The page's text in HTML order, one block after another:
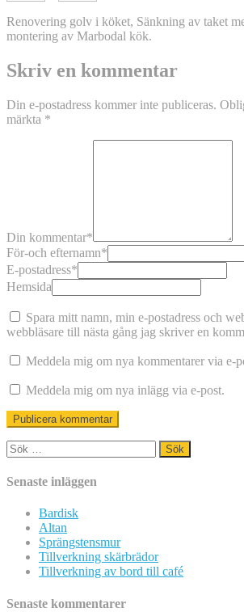
Renovering golv i köket, Sänkning av taket
montering av Marbodal kök.
Skriv en kommentar
Din e-postadress kommer inte publiceras.
märkta *
Din kommentar*
För-och efternamn*
E-postadress*
Hemsida
Spara mitt namn, min e-postadress och
webbläsare till nästa gång jag skriver en
Meddela mig om nya kommentarer via e-
Meddela mig om nya inlägg via e-post.
Sök
efter:
Senaste inläggen
Bardisk
Altan
Sprängstensmur
Tillverkning skärbrädor
Tillverkning av bord till café
Senaste kommentarer